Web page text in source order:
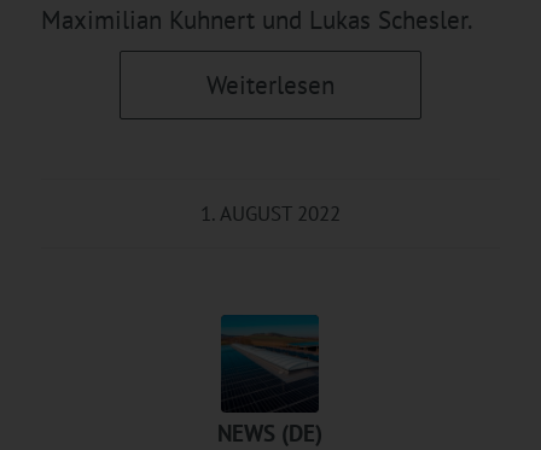
Maximilian Kuhnert und Lukas Schesler.
Weiterlesen
1. AUGUST 2022
NEWS (DE)